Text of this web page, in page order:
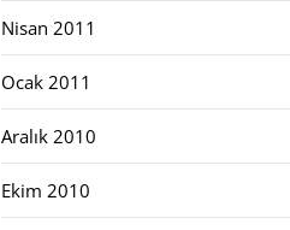
Nisan 2011
Ocak 2011
Aralık 2010
Ekim 2010